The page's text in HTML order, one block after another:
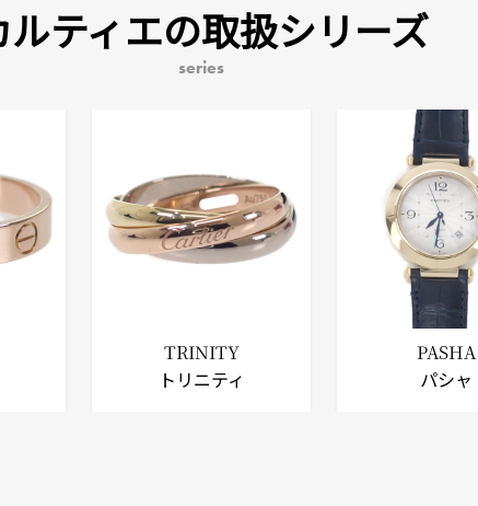
ルティエの取扱シリーズ
series
TRINITY
トリニティ
PASHA
パシャ